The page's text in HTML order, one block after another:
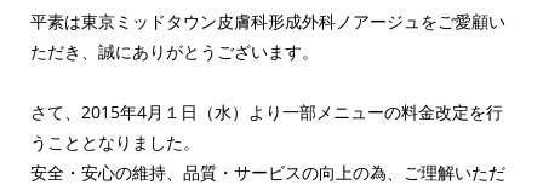
平素は東京ミッドタウン皮膚科形成外科ノアージュをご愛顧い
ただき、誠にありがとうございます。
さて、2015年4月１日（水）より一部メニューの料金改定を行
うこととなりました。
安全・安心の維持、品質・サービスの向上の為、ご理解いただ